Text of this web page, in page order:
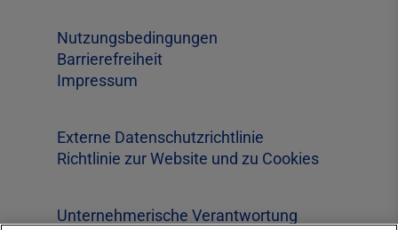
Nutzungsbedingungen
Barrierefreiheit
Impressum
Externe Datenschutzrichtlinie
Richtlinie zur Website und zu Cookies
Unternehmerische Verantwortung